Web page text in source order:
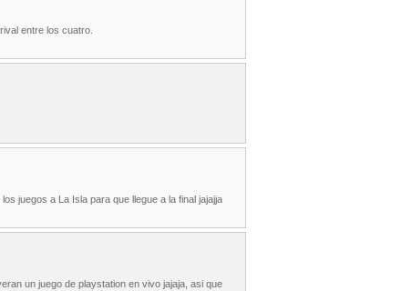
entre los cuatro.
juegos a La Isla para que llegue a la final jajajja
un juego de playstation en vivo jajaja, asi que